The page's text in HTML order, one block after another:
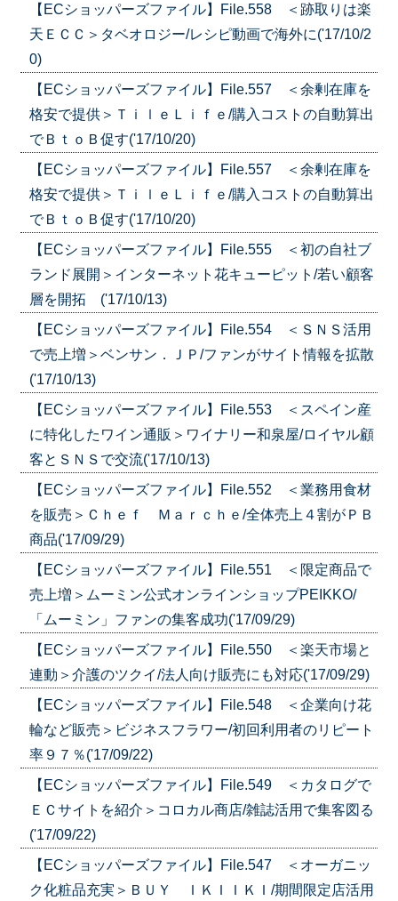
【ECショッパーズファイル】File.558 ＜跡取りは楽
天ＥＣＣ＞タベオロジー/レシピ動画で海外に('17/10/2
0)
【ECショッパーズファイル】File.557 ＜余剰在庫を
格安で提供＞ＴｉｌｅＬｉｆｅ/購入コストの自動算出
でＢｔｏＢ促す('17/10/20)
【ECショッパーズファイル】File.557 ＜余剰在庫を
格安で提供＞ＴｉｌｅＬｉｆｅ/購入コストの自動算出
でＢｔｏＢ促す('17/10/20)
【ECショッパーズファイル】File.555 ＜初の自社ブ
ランド展開＞インターネット花キューピット/若い顧客
層を開拓 ('17/10/13)
【ECショッパーズファイル】File.554 ＜ＳＮＳ活用
で売上増＞ベンサン．ＪＰ/ファンがサイト情報を拡散
('17/10/13)
【ECショッパーズファイル】File.553 ＜スペイン産
に特化したワイン通販＞ワイナリー和泉屋/ロイヤル顧
客とＳＮＳで交流('17/10/13)
【ECショッパーズファイル】File.552 ＜業務用食材
を販売＞Ｃｈｅｆ Ｍａｒｃｈｅ/全体売上４割がＰＢ
商品('17/09/29)
【ECショッパーズファイル】File.551 ＜限定商品で
売上増＞ムーミン公式オンラインショップPEIKKO/
「ムーミン」ファンの集客成功('17/09/29)
【ECショッパーズファイル】File.550 ＜楽天市場と
連動＞介護のツクイ/法人向け販売にも対応('17/09/29)
【ECショッパーズファイル】File.548 ＜企業向け花
輪など販売＞ビジネスフラワー/初回利用者のリピート
率９７％('17/09/22)
【ECショッパーズファイル】File.549 ＜カタログで
ＥＣサイトを紹介＞コロカル商店/雑誌活用で集客図る
('17/09/22)
【ECショッパーズファイル】File.547 ＜オーガニッ
ク化粧品充実＞ＢＵＹ ＩＫＩＩＫＩ/期間限定店活用